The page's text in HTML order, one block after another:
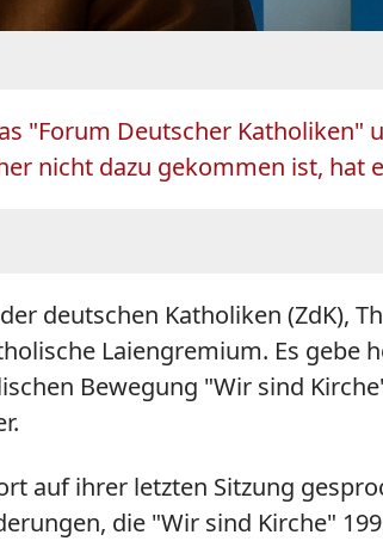
"Forum Deutscher Katholiken"
nicht dazu gekommen ist, hat
deutschen Katholiken (ZdK),
Laiengremium. Es
Bewegung "Wir sind
auf ihrer letzten Sitzung
die "Wir sind Kirche"